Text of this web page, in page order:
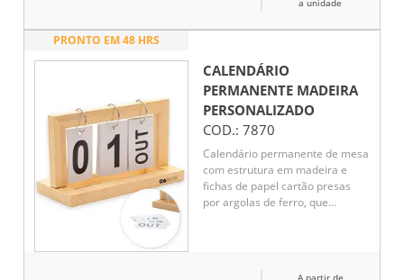
a unidade
PRONTO EM 48 HRS
CALENDÁRIO
PERMANENTE MADEIRA
PERSONALIZADO
COD.: 7870
Calendário permanente de mesa
com estrutura em madeira e
fichas de papel cartão presas
por argolas de ferro, que